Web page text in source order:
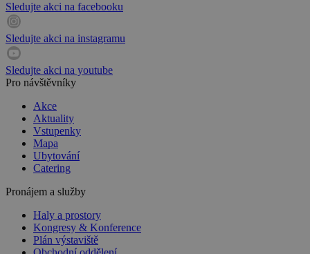
Sledujte akci na facebooku
Sledujte akci na instagramu
Sledujte akci na youtube
Pro návštěvníky
Akce
Aktuality
Vstupenky
Mapa
Ubytování
Catering
Pronájem a služby
Haly a prostory
Kongresy & Konference
Plán výstaviště